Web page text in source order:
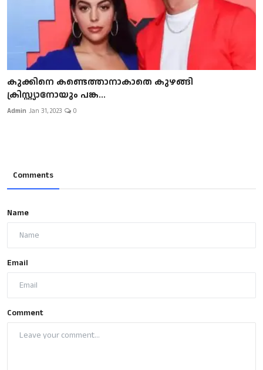
കുക്കിനെ കണ്ടെത്താനാകാതെ കുഴങ്ങി
ക്രിസ്റ്റ്യാനോയും പങ്ക...
Admin Jan 31, 2023 0
Comments
Name
Email
Comment